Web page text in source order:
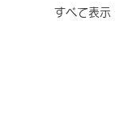
すべて表示